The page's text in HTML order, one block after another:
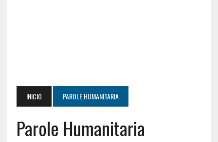
INICIO PAROLE HUMANITARIA
Parole Humanitaria